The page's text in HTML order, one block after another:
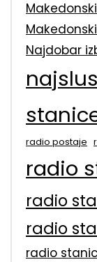
Najdobar
radio postaje
radio
radio
radio
radio